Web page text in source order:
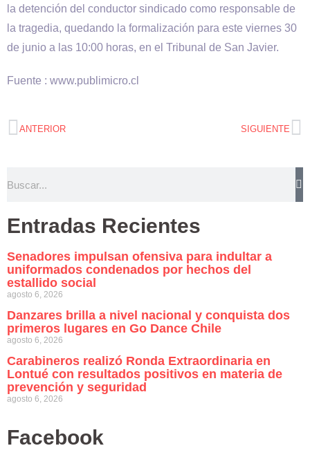
la detención del conductor sindicado como responsable de
la tragedia, quedando la formalización para este viernes 30
de junio a las 10:00 horas, en el Tribunal de San Javier.
Fuente : www.publimicro.cl
ANTERIOR SIGUIENTE
Entradas Recientes
Senadores impulsan ofensiva para indultar a
uniformados condenados por hechos del
estallido social
agosto 6, 2026
Danzares brilla a nivel nacional y conquista dos
primeros lugares en Go Dance Chile
agosto 6, 2026
Carabineros realizó Ronda Extraordinaria en
Lontué con resultados positivos en materia de
prevención y seguridad
agosto 6, 2026
Facebook